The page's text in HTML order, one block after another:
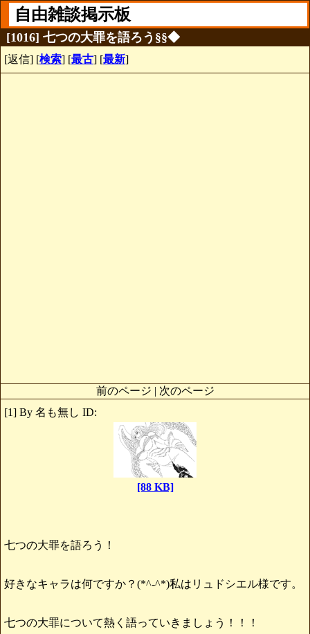
自由雑談掲示板
[1016] 七つの大罪を語ろう§§◆
[返信] [検索] [最古] [最新]
前のページ | 次のページ
[1] By 名も無し ID:
[88 KB]
七つの大罪を語ろう！
好きなキャラは何ですか？(*^-^*)私はリュドシエル様です。
七つの大罪について熱く語っていきましょう！！！